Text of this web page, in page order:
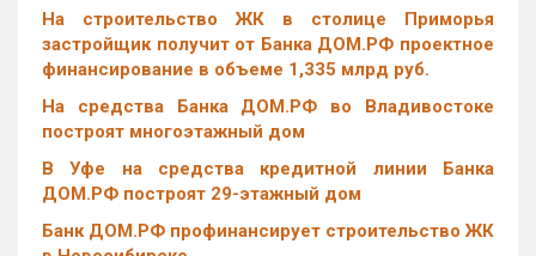
На строительство ЖК в столице Приморья
застройщик получит от Банка ДОМ.РФ проектное
финансирование в объеме 1,335 млрд руб.
На средства Банка ДОМ.РФ во Владивостоке
построят многоэтажный дом
В Уфе на средства кредитной линии Банка
ДОМ.РФ построят 29-этажный дом
Банк ДОМ.РФ профинансирует строительство ЖК